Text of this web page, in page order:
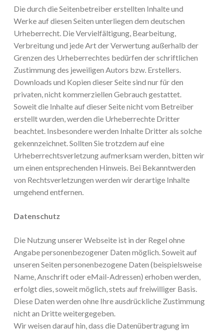
Die durch die Seitenbetreiber erstellten Inhalte und
Werke auf diesen Seiten unterliegen dem deutschen
Urheberrecht. Die Vervielfältigung, Bearbeitung,
Verbreitung und jede Art der Verwertung außerhalb der
Grenzen des Urheberrechtes bedürfen der schriftlichen
Zustimmung des jeweiligen Autors bzw. Erstellers.
Downloads und Kopien dieser Seite sind nur für den
privaten, nicht kommerziellen Gebrauch gestattet.
Soweit die Inhalte auf dieser Seite nicht vom Betreiber
erstellt wurden, werden die Urheberrechte Dritter
beachtet. Insbesondere werden Inhalte Dritter als solche
gekennzeichnet. Sollten Sie trotzdem auf eine
Urheberrechtsverletzung aufmerksam werden, bitten wir
um einen entsprechenden Hinweis. Bei Bekanntwerden
von Rechtsverletzungen werden wir derartige Inhalte
umgehend entfernen.
Datenschutz
Die Nutzung unserer Webseite ist in der Regel ohne
Angabe personenbezogener Daten möglich. Soweit auf
unseren Seiten personenbezogene Daten (beispielsweise
Name, Anschrift oder eMail-Adressen) erhoben werden,
erfolgt dies, soweit möglich, stets auf freiwilliger Basis.
Diese Daten werden ohne Ihre ausdrückliche Zustimmung
nicht an Dritte weitergegeben.
Wir weisen darauf hin, dass die Datenübertragung im